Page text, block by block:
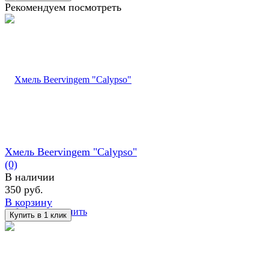
Рекомендуем посмотреть
избранное сравнить
Хмель Beervingem "Calypso"
(0)
В наличии
350 руб.
В корзину